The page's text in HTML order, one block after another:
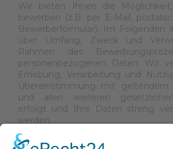
Wir bieten Ihnen die
bewerben (z.B. per E-Mail,
Bewerberformular). Im Folgenden
über Umfang, Zweck und
Rahmen des
personenbezogenen Daten. Wir
Erhebung, Verarbeitung und
Übereinstimmung mit geltendem
und allen weiteren
erfolgt und Ihre Daten streng
werden.
Umfang und Zweck der